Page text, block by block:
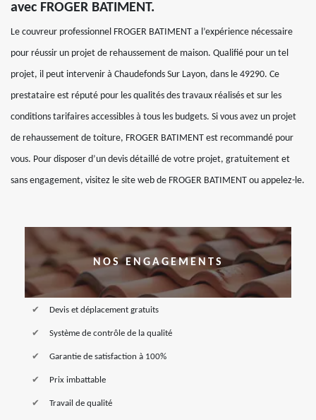
avec FROGER BATIMENT.
Le couvreur professionnel FROGER BATIMENT a l’expérience nécessaire
pour réussir un projet de rehaussement de maison. Qualifié pour un tel
projet, il peut intervenir à Chaudefonds Sur Layon, dans le 49290. Ce
prestataire est réputé pour les qualités des travaux réalisés et sur les
conditions tarifaires accessibles à tous les budgets. Si vous avez un projet
de rehaussement de toiture, FROGER BATIMENT est recommandé pour
vous. Pour disposer d’un devis détaillé de votre projet, gratuitement et
sans engagement, visitez le site web de FROGER BATIMENT ou appelez-le.
NOS ENGAGEMENTS
Devis et déplacement gratuits
Système de contrôle de la qualité
Garantie de satisfaction à 100%
Prix imbattable
Travail de qualité